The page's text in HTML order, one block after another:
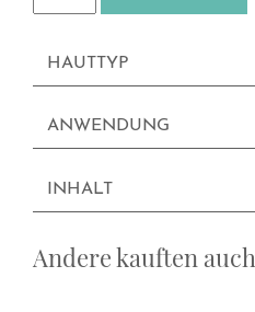
HAUTTYP
ANWENDUNG
INHALT
Andere kauften auch